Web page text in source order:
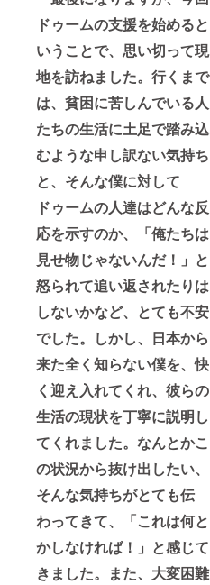
ドゥームの支援を始めると
いうことで、思い切って現
地を訪ねました。行くまで
は、貧困に苦しんでいる人
たちの生活に土足で踏み込
むような申し訳ない気持ち
と、そんな僕に対して
ドゥームの人達はどんな反
応を示すのか、「俺たちは
見せ物じゃないんだ！」と
怒られて追い返されたりは
しないかなど、とても不安
でした。しかし、日本から
来た全く知らない僕を、快
く迎え入れてくれ、彼らの
生活の現状を丁寧に説明し
てくれました。なんとかこ
の状況から抜け出したい、
そんな気持ちがとても伝
わってきて、「これは何と
かしなければ！」と感じて
きました。また、大変困難